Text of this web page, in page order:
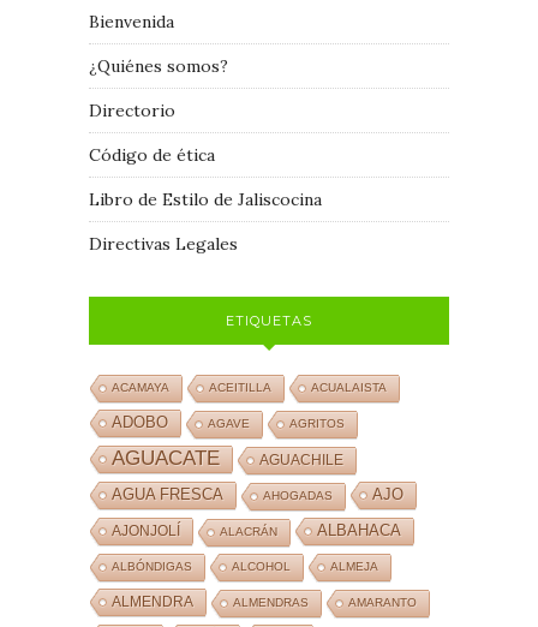
Bienvenida
¿Quiénes somos?
Directorio
Código de ética
Libro de Estilo de Jaliscocina
Directivas Legales
ETIQUETAS
ACAMAYA ACEITILLA ACUALAISTA
ADOBO AGAVE AGRITOS
AGUACATE AGUACHILE
AGUA FRESCA AHOGADAS AJO
AJONJOLÍ ALACRÁN ALBAHACA
ALBÓNDIGAS ALCOHOL ALMEJA
ALMENDRA ALMENDRAS AMARANTO